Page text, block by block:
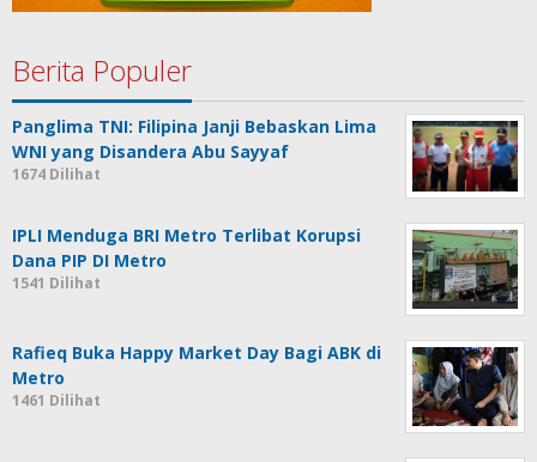
Berita Populer
Panglima TNI: Filipina Janji Bebaskan Lima
WNI yang Disandera Abu Sayyaf
1674 Dilihat
IPLI Menduga BRI Metro Terlibat Korupsi
Dana PIP DI Metro
1541 Dilihat
Rafieq Buka Happy Market Day Bagi ABK di
Metro
1461 Dilihat